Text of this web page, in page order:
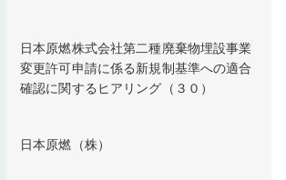
日本原燃株式会社第二種廃棄物埋設事業
変更許可申請に係る新規制基準への適合
確認に関するヒアリング（３０）
日本原燃（株）